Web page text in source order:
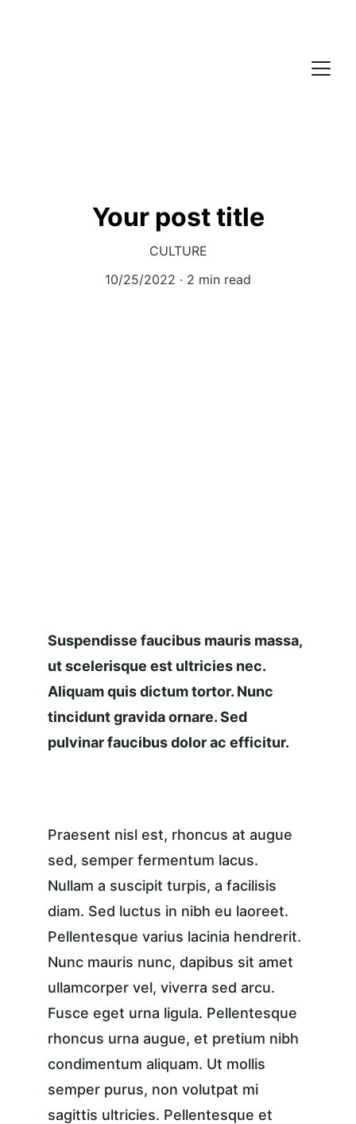
Your post title
CULTURE
10/25/2022
2 min read
Suspendisse faucibus mauris massa,
ut scelerisque est ultricies nec.
Aliquam quis dictum tortor. Nunc
tincidunt gravida ornare. Sed
pulvinar faucibus dolor ac efficitur.
Praesent nisl est, rhoncus at augue
sed, semper fermentum lacus.
Nullam a suscipit turpis, a facilisis
diam. Sed luctus in nibh eu laoreet.
Pellentesque varius lacinia hendrerit.
Nunc mauris nunc, dapibus sit amet
ullamcorper vel, viverra sed arcu.
Fusce eget urna ligula. Pellentesque
rhoncus urna augue, et pretium nibh
condimentum aliquam. Ut mollis
semper purus, non volutpat mi
sagittis ultricies. Pellentesque et